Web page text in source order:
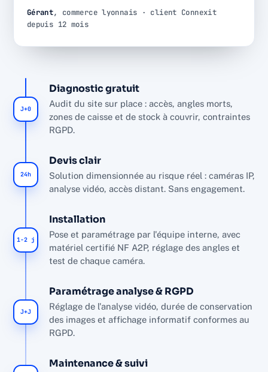
÷2 12 mois
~90% NF A2P
Gérant, commerce lyonnais · client Connexit
depuis 12 mois
J+0
Diagnostic gratuit
Audit du site sur place : accès, angles morts,
zones de caisse et de stock à couvrir, contraintes
RGPD.
24h
Devis clair
Solution dimensionnée au risque réel : caméras IP,
analyse vidéo, accès distant. Sans engagement.
1-2 j
Installation
Pose et paramétrage par l'équipe interne, avec
matériel certifié NF A2P, réglage des angles et
test de chaque caméra.
J+J
Paramétrage analyse & RGPD
Réglage de l'analyse vidéo, durée de conservation
des images et affichage informatif conformes au
RGPD.
Maintenance & suivi